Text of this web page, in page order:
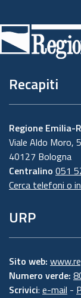
di
pagina
Recapiti
Regione Emilia-
Viale Aldo Moro,
40127 Bologna
Centralino 051
Cerca telefoni o
URP
Sito web:
Numero verde:
Scrivici: e-mail -